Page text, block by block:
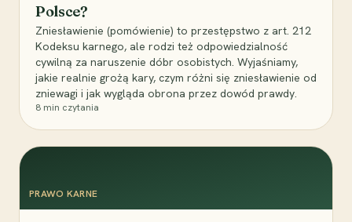
Polsce?
Zniesławienie (pomówienie) to przestępstwo z art. 212
Kodeksu karnego, ale rodzi też odpowiedzialność
cywilną za naruszenie dóbr osobistych. Wyjaśniamy,
jakie realnie grożą kary, czym różni się zniesławienie od
zniewagi i jak wygląda obrona przez dowód prawdy.
8 min czytania
PRAWO KARNE